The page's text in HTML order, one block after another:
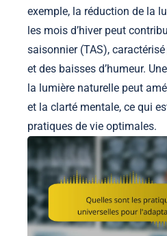
exemple, la réduction de la
les mois d’hiver peut
saisonnier (TAS),
et des baisses d’humeur.
la lumière naturelle peut
et la clarté mentale, ce qui
pratiques de vie optimales.